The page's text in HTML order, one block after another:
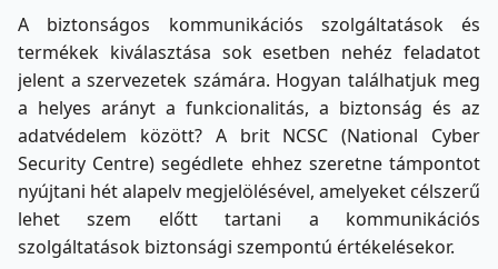
A biztonságos kommunikációs szolgáltatások és
termékek kiválasztása sok esetben nehéz feladatot
jelent a szervezetek számára. Hogyan találhatjuk meg
a helyes arányt a funkcionalitás, a biztonság és az
adatvédelem között? A brit NCSC (National Cyber
Security Centre) segédlete ehhez szeretne támpontot
nyújtani hét alapelv megjelölésével, amelyeket célszerű
lehet szem előtt tartani a kommunikációs
szolgáltatások biztonsági szempontú értékelésekor.